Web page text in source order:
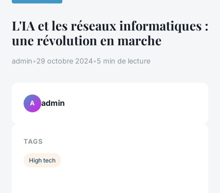
L'IA et les réseaux informatiques :
une révolution en marche
admin•29 octobre 2024•5 min de lecture
A admin
TAGS
High tech